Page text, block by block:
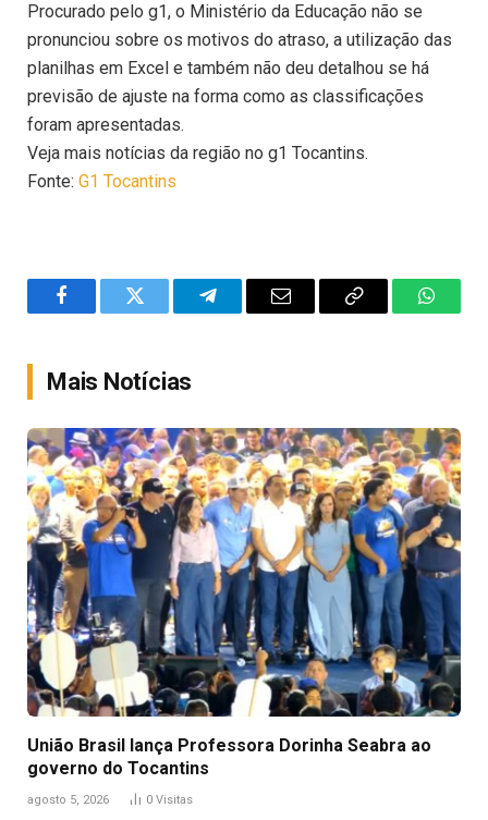
Procurado pelo g1, o Ministério da Educação não se
pronunciou sobre os motivos do atraso, a utilização das
planilhas em Excel e também não deu detalhou se há
previsão de ajuste na forma como as classificações
foram apresentadas.
Veja mais notícias da região no g1 Tocantins.
Fonte: G1 Tocantins
FacebookTwitter TelegramEmail
Copy
Mais Notícias
União Brasil lança Professora Dorinha Seabra ao
governo do Tocantins
agosto 5, 2026 0 Visitas